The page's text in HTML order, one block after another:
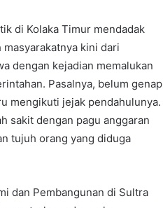
di Kolaka Timur mendadak
kini dari
dengan kejadian memalukan
Pasalnya, belum genap
mengikuti jejak pendahulunya.
sakit dengan pagu anggaran
tujuh orang yang diduga
dan Pembangunan di Sultra